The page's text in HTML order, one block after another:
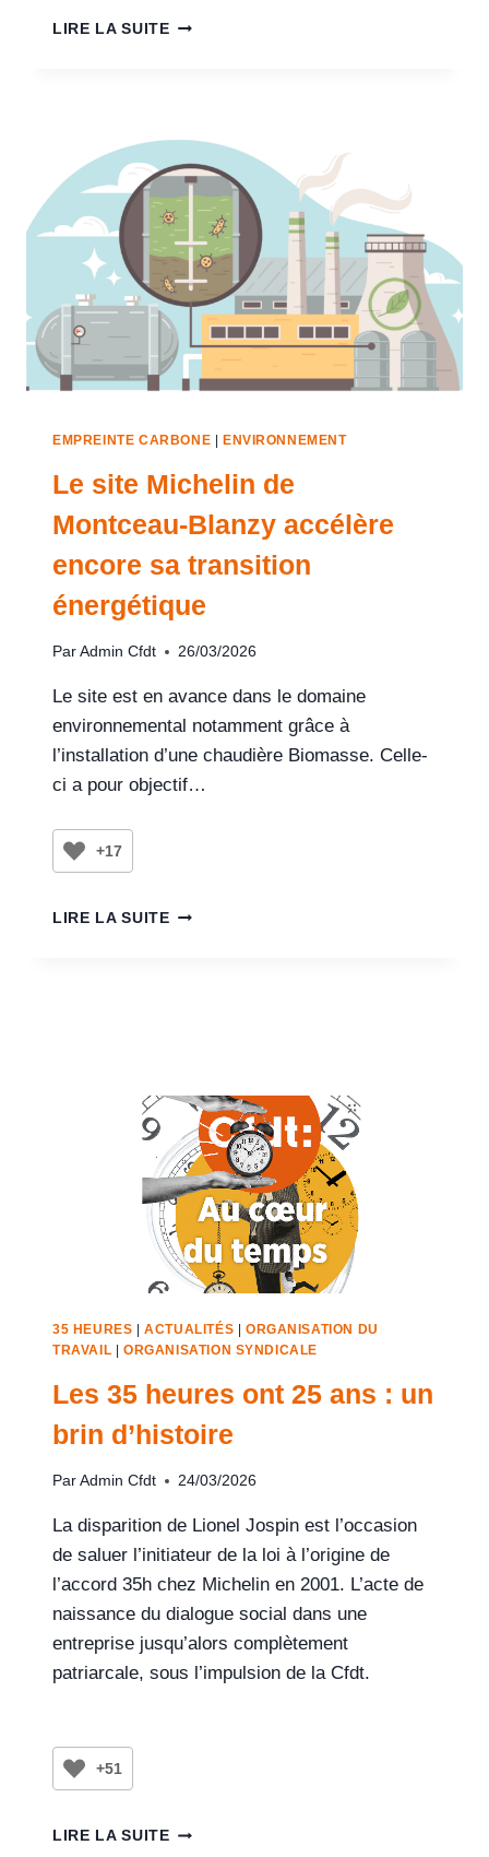
LIRE LA SUITE
EMPREINTE CARBONE | ENVIRONNEMENT
Le site Michelin de
Montceau-Blanzy accélère
encore sa transition
énergétique
Par Admin Cfdt 26/03/2026
Le site est en avance dans le domaine
environnemental notamment grâce à
l’installation d’une chaudière Biomasse. Celle-
ci a pour objectif…
+17
LIRE LA SUITE
35 HEURES |ACTUALITÉS
ORGANISATION DU
TRAVAIL
ORGANISATION SYNDICALE
Les 35 heures ont 25 ans : un
brin d’histoire
Par Admin Cfdt 24/03/2026
La disparition de Lionel Jospin est l’occasion
de saluer l’initiateur de la loi à l’origine de
l’accord 35h chez Michelin en 2001. L’acte de
naissance du dialogue social dans une
entreprise jusqu’alors complètement
patriarcale, sous l’impulsion de la Cfdt.
+51
LIRE LA SUITE